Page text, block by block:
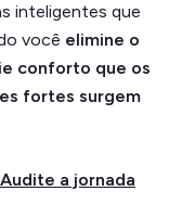
inteligentes que
você elimine o
conforto que os
fortes surgem
Audite a jornada